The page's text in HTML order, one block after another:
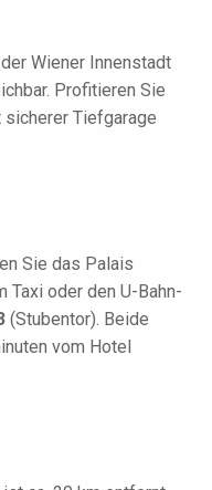
Wiener Innenstadt
Profitieren Sie
Tiefgarage
Sie das Palais
Taxi oder den U-Bahn-
(Stubentor). Beide
vom Hotel